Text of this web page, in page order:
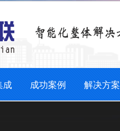
成 成功案例 解决方案